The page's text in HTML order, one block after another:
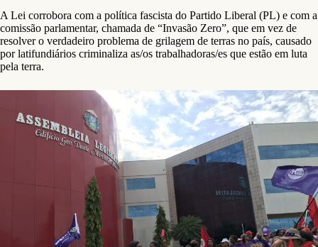
A Lei corrobora com a política fascista do Partido Liberal (PL) e com a
comissão parlamentar, chamada de “Invasão Zero”, que em vez de
resolver o verdadeiro problema de grilagem de terras no país, causado
por latifundiários criminaliza as/os trabalhadoras/es que estão em luta
pela terra.